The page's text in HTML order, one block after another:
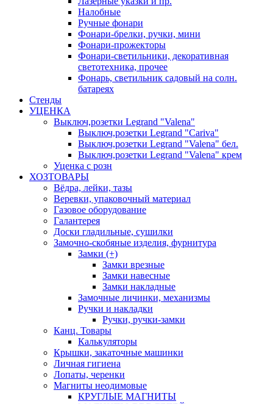
Налобные
Ручные фонари
Фонари-брелки, ручки, мини
Фонари-прожекторы
Фонари-светильники, декоративная
светотехника, прочее
Фонарь, светильник садовый на солн.
батареях
Стенды
УЦЕНКА
Выключ,розетки Legrand "Valena"
Выключ,розетки Legrand "Cariva"
Выключ,розетки Legrand "Valena" бел.
Выключ,розетки Legrand "Valena" крем
Уценка с розн
ХОЗТОВАРЫ
Вёдра, лейки, тазы
Веревки, упаковочный материал
Газовое оборудование
Галантерея
Доски гладильные, сушилки
Замочно-скобяные изделия, фурнитура
Замки (+)
Замки врезные
Замки навесные
Замки накладные
Замочные личинки, механизмы
Ручки и накладки
Ручки, ручки-замки
Канц. Товары
Калькуляторы
Крышки, закаточные машинки
Личная гигиена
Лопаты, черенки
Магниты неодимовые
КРУГЛЫЕ МАГНИТЫ